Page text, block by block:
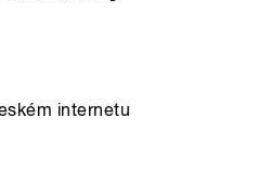
internetu